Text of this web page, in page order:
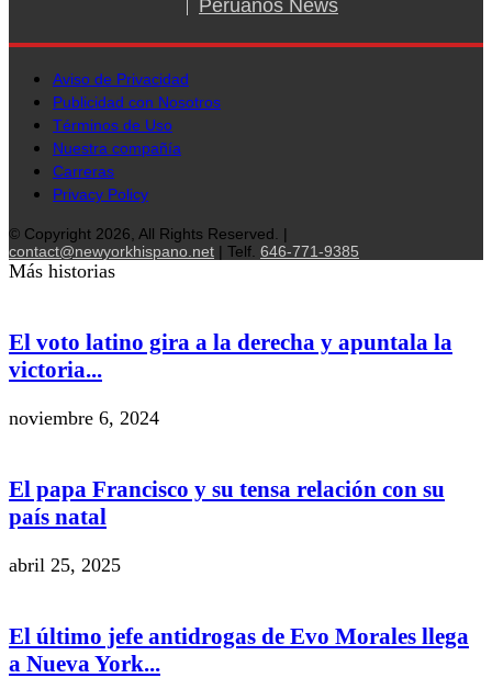
Peruanos News
Aviso de Privacidad
Publicidad con Nosotros
Términos de Uso
Nuestra compañía
Carreras
Privacy Policy
© Copyright 2026, All Rights Reserved. |
contact@newyorkhispano.net | Telf. 646-771-9385
Más historias
El voto latino gira a la derecha y apuntala la
victoria...
noviembre 6, 2024
El papa Francisco y su tensa relación con su
país natal
abril 25, 2025
El último jefe antidrogas de Evo Morales llega
a Nueva York...